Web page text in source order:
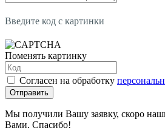
Введите код с картинки
Поменять картинку
Согласен на обработку
Отправить
Мы получили Вашу заявку, скоро
Вами. Спасибо!